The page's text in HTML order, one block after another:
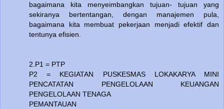
bagaimana kita menyeimbangkan tujuan- tujuan yang
sekiranya bertentangan, dengan manajemen pula,
bagaimana kita membuat pekerjaan menjadi efektif dan
tentunya efisien.
2.P1 = PTP
P2 = KEGIATAN PUSKESMAS LOKAKARYA MINI
PENCATATAN PENGELOLAAN KEUANGAN
PENGELOLAAN TENAGA
PEMANTAUAN